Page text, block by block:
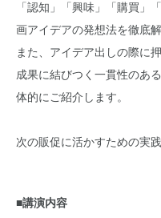
「認知」「興味」「購買」
画アイデアの発想法を徹底解
また、アイデア出しの際に
成果に結びつく一貫性のあ
体的にご紹介します。
次の販促に活かすための実
■講演内容